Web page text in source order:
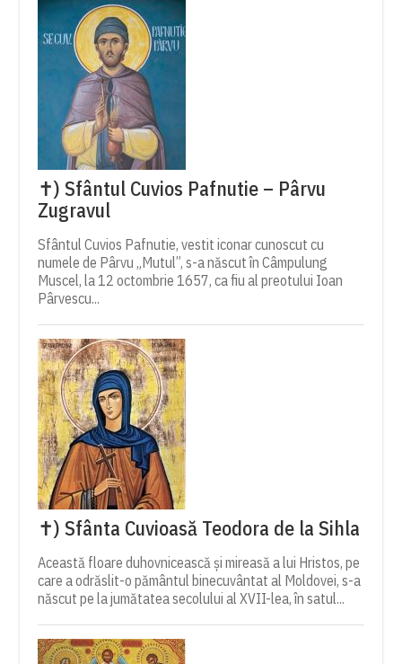
✝) Sfântul Cuvios Pafnutie – Pârvu
Zugravul
Sfântul Cuvios Pafnutie, vestit iconar cunoscut cu
numele de Pârvu „Mutul”, s-a născut în Câmpulung
Muscel, la 12 octombrie 1657, ca fiu al preotului Ioan
Pârvescu...
✝) Sfânta Cuvioasă Teodora de la Sihla
Această floare duhovnicească și mireasă a lui Hristos, pe
care a odrăslit-o pământul binecuvântat al Moldovei, s-a
născut pe la jumătatea secolului al XVII-lea, în satul...